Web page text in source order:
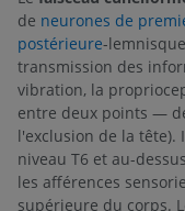
de neurones de
postérieure-
transmission des
vibration, la
entre deux points —
l'exclusion de la
niveau T6 et au-
les afférences
supérieure du corps.